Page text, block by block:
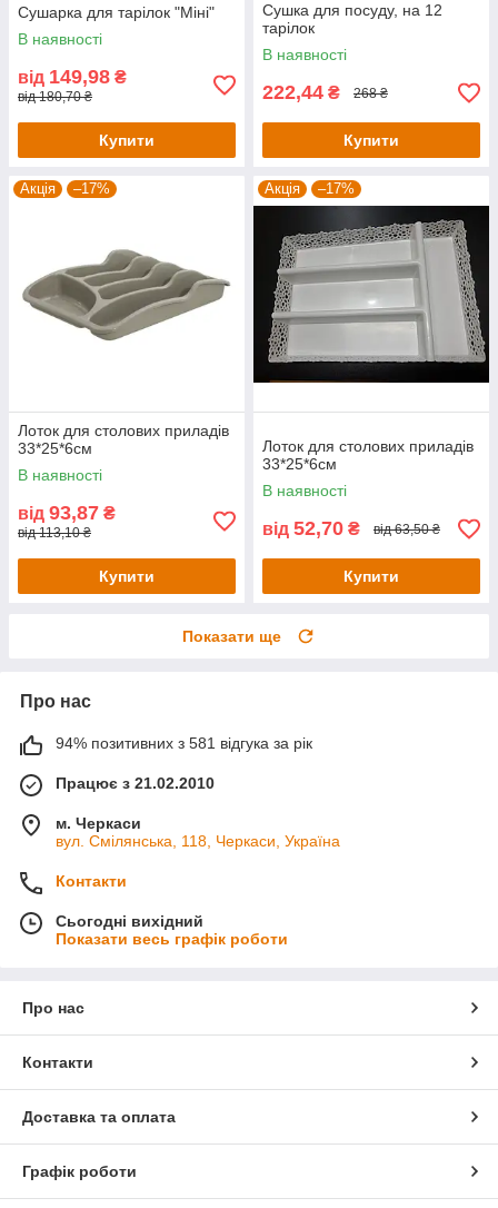
Сушарка для тарілок "Міні"
В наявності
від 149,98 ₴
від 180,70 ₴
Купити
Сушка для посуду, на 12
тарілок
В наявності
222,44 ₴ 268 ₴
Купити
Акція –17%
Лоток для столових приладів
33*25*6см
В наявності
від 93,87 ₴
від 113,10 ₴
Купити
Акція –17%
Лоток для столових приладів
33*25*6см
В наявності
від 52,70 ₴ від 63,50 ₴
Купити
Показати ще
Про нас
94% позитивних з 581 відгука за рік
Працює з 21.02.2010
м. Черкаси
вул. Смілянська, 118, Черкаси, Україна
Контакти
Сьогодні вихідний
Показати весь графік роботи
Про нас
Контакти
Доставка та оплата
Графік роботи